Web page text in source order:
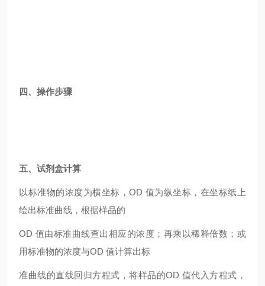
四、操作步骤
五、试剂盒计算
以标准物的浓度为横坐标，OD 值为纵坐标，在坐标纸上
绘出标准曲线，根据样品的
OD 值由标准曲线查出相应的浓度；再乘以稀释倍数；或
用标准物的浓度与OD 值计算出标
准曲线的直线回归方程式，将样品的OD 值代入方程式，